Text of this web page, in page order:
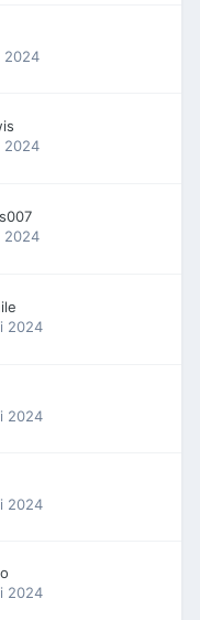
2024
2024
2024
2024
2024
2024
2024